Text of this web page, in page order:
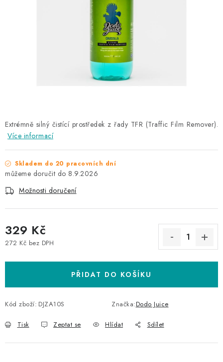
Věrnostní program
Podmínky ochrany osobních údajů
Mapa serveru
Extrémně silný čistící prostředek z řady TFR (Traffic Film Remover).
Více informací
Skladem do 20 pracovních dní
8.9.2026
Možnosti doručení
329 Kč
272 Kč bez DPH
PŘIDAT DO KOŠÍKU
Kód zboží: DJZA10S Značka:Dodo Juice
Tisk Zeptat se Hlídat Sdílet